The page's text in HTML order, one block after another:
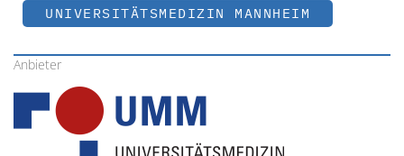
UNIVERSITÄTSMEDIZIN MANNHEIM
Anbieter